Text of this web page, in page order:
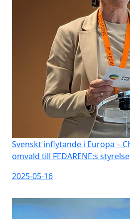
Svenskt inflytande i Europa –
omvald till FEDARENE:s styrelse
2025-05-16